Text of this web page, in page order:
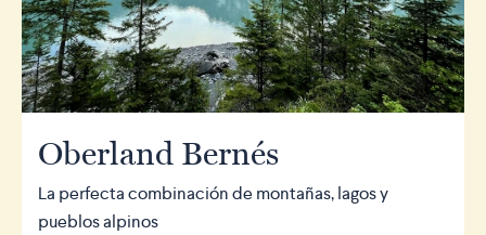
Oberland Bernés
La perfecta combinación de montañas, lagos y
pueblos alpinos